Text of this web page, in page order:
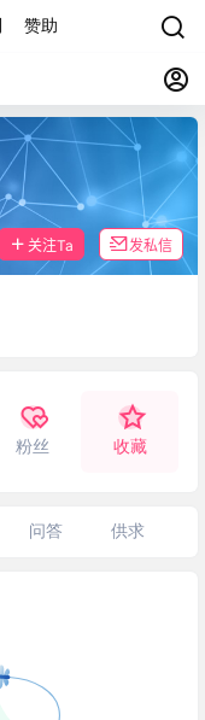
赞助
关注Ta 发私信
粉丝 收藏
问答 供求